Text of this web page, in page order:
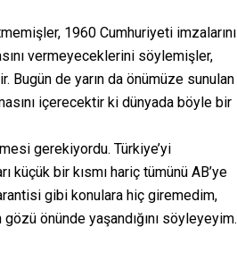
1960 Cumhuriyeti imzalarını
vermeyeceklerini söylemişler,
Bugün de yarın da önümüze sunulan
içerecektir ki dünyada böyle bir
gerekiyordu. Türkiye’yi
küçük bir kısmı hariç tümünü AB’ye
gibi konulara hiç giremedim,
önünde yaşandığını söyleyeyim.